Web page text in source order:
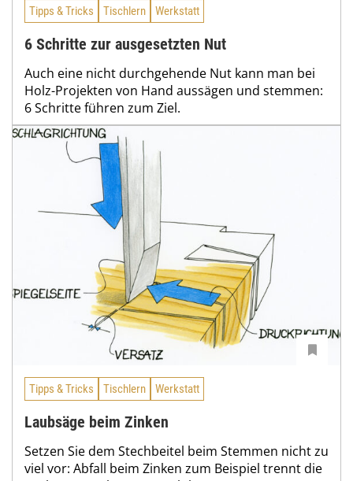
Tipps & Tricks Tischlern Werkstatt
6 Schritte zur ausgesetzten Nut
Auch eine nicht durchgehende Nut kann man bei
Holz-Projekten von Hand aussägen und stemmen:
6 Schritte führen zum Ziel.
Tipps & Tricks Tischlern Werkstatt
Laubsäge beim Zinken
Setzen Sie dem Stechbeitel beim Stemmen nicht zu
viel vor: Abfall beim Zinken zum Beispiel trennt die